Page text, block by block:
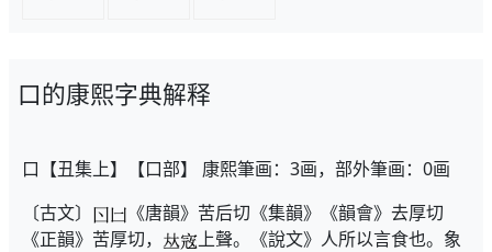
口的康熙字典解释
口【丑集上】【口部】 康熙筆画：3画，部外筆画：0画
〔古文〕
《唐韻》苦后切《集韻》《韻會》去厚切
《正韻》苦厚切，
上聲。《說文》人所以言食也。象